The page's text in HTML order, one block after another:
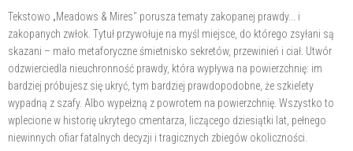
Tekstowo „Meadows & Mires" porusza tematy zakopanej prawdy... i
zakopanych zwłok. Tytuł przywołuje na myśl miejsce, do którego zsyłani są
skazani – mało metaforyczne śmietnisko sekretów, przewinień i ciał. Utwór
odzwierciedla nieuchronność prawdy, która wypływa na powierzchnię: im
bardziej próbujesz się ukryć, tym bardziej prawdopodobne, że szkielety
wypadną z szafy. Albo wypełzną z powrotem na powierzchnię. Wszystko to
wplecione w historię ukrytego cmentarza, liczącego dziesiątki lat, pełnego
niewinnych ofiar fatalnych decyzji i tragicznych zbiegów okoliczności.